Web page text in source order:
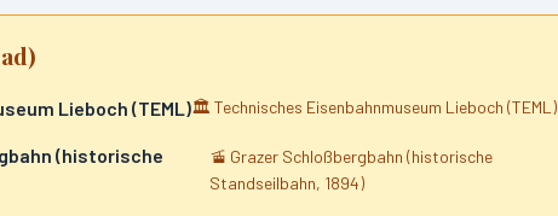
Lieboch (TEML)🏛️ Technisches Eisenbahnmuseum Lieboch (TEML)
(historische
🚡 Grazer Schloßbergbahn (historische
Standseilbahn, 1894)